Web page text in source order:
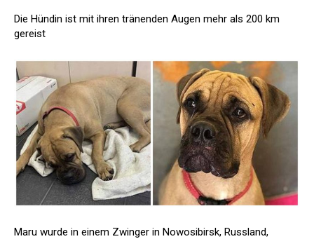
Die Hündin ist mit ihren tränenden Augen mehr als 200 km
gereist
Maru wurde in einem Zwinger in Nowosibirsk, Russland,